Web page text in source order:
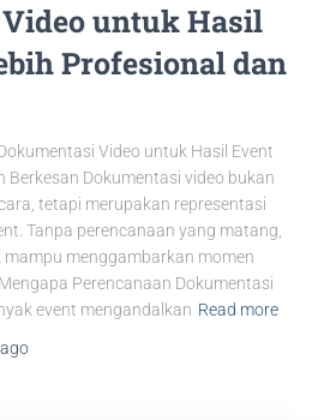
untuk Hasil
Profesional dan
Video untuk Hasil Event
Berkesan Dokumentasi video bukan
tetapi merupakan representasi
Tanpa perencanaan yang matang,
mampu menggambarkan momen
Perencanaan Dokumentasi
event mengandalkan Read more
ago